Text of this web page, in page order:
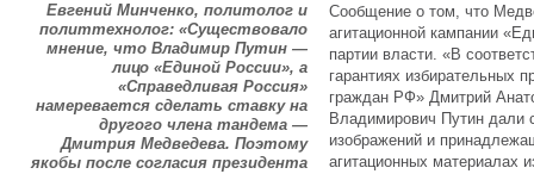
Евгений Минченко, политолог и
политтехнолог: «Существовало
мнение, что Владимир Путин —
лицо «Единой России», а
«Справедливая Россия»
намеревается сделать ставку на
другого члена тандема —
Дмитрия Медведева. Поэтому
якобы после согласия президента
Сообщение о том, что
агитационной кампании
партии власти. «В
гарантиях избирательных
граждан РФ» Дмитрий
Владимирович Путин дали
изображений и
агитационных материалах